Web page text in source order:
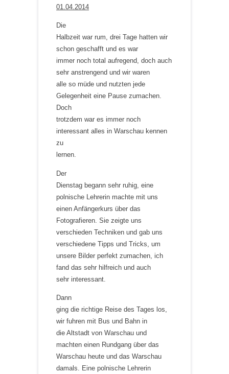
01.04.2014
Die
Halbzeit war rum, drei Tage hatten wir
schon geschafft und es war
immer noch total aufregend, doch auch
sehr anstrengend und wir waren
alle so müde und nutzten jede
Gelegenheit eine Pause zumachen.
Doch
trotzdem war es immer noch
interessant alles in Warschau kennen
zu
lernen.
Der
Dienstag begann sehr ruhig, eine
polnische Lehrerin machte mit uns
einen Anfängerkurs über das
Fotografieren. Sie zeigte uns
verschieden Techniken und gab uns
verschiedene Tipps und Tricks, um
unsere Bilder perfekt zumachen, ich
fand das sehr hilfreich und auch
sehr interessant.
Dann
ging die richtige Reise des Tages los,
wir fuhren mit Bus und Bahn in
die Altstadt von Warschau und
machten einen Rundgang über das
Warschau heute und das Warschau
damals. Eine polnische Lehrerin